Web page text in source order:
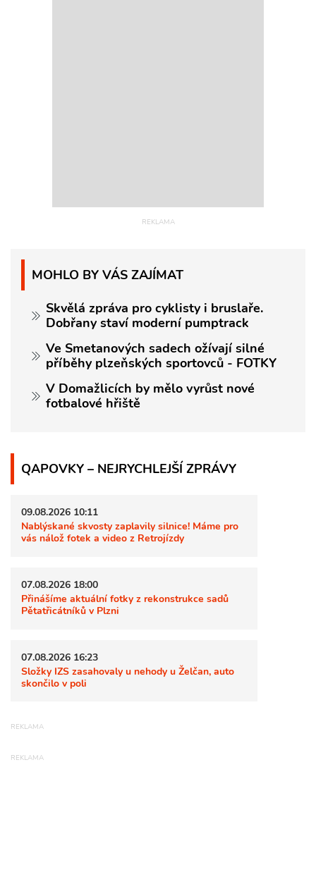
MOHLO BY VÁS ZAJÍMAT
Skvělá zpráva pro cyklisty i bruslaře.
Dobřany staví moderní pumptrack
Ve Smetanových sadech ožívají silné
příběhy plzeňských sportovců - FOTKY
V Domažlicích by mělo vyrůst nové
fotbalové hřiště
QAPOVKY – NEJRYCHLEJŠÍ ZPRÁVY
09.08.2026 10:11
Nablýskané skvosty zaplavily silnice! Máme pro
vás nálož fotek a video z Retrojízdy
07.08.2026 18:00
Přinášíme aktuální fotky z rekonstrukce sadů
Pětatřicátníků v Plzni
07.08.2026 16:23
Složky IZS zasahovaly u nehody u Želčan, auto
skončilo v poli